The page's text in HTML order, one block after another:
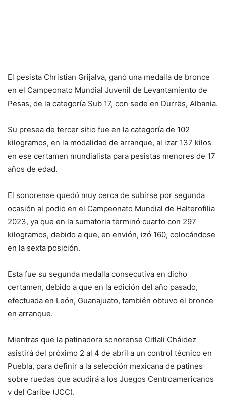
El pesista Christian Grijalva, ganó una medalla de bronce
en el Campeonato Mundial Juvenil de Levantamiento de
Pesas, de la categoría Sub 17, con sede en Durrës, Albania.
Su presea de tercer sitio fue en la categoría de 102
kilogramos, en la modalidad de arranque, al izar 137 kilos
en ese certamen mundialista para pesistas menores de 17
años de edad.
El sonorense quedó muy cerca de subirse por segunda
ocasión al podio en el Campeonato Mundial de Halterofilia
2023, ya que en la sumatoria terminó cuarto con 297
kilogramos, debido a que, en envión, izó 160, colocándose
en la sexta posición.
Esta fue su segunda medalla consecutiva en dicho
certamen, debido a que en la edición del año pasado,
efectuada en León, Guanajuato, también obtuvo el bronce
en arranque.
Mientras que la patinadora sonorense Citlali Cháidez
asistirá del próximo 2 al 4 de abril a un control técnico en
Puebla, para definir a la selección mexicana de patines
sobre ruedas que acudirá a los Juegos Centroamericanos
y del Caribe (JCC).